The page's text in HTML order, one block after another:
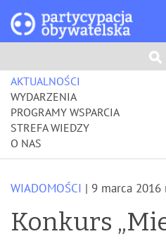
AKTUALNOŚCI
WYDARZENIA
PROGRAMY WSPARCIA
STREFA WIEDZY
O NAS
WIADOMOŚCI | 9 marca 2016
Konkurs